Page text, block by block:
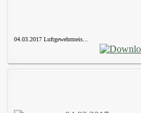
04.03.2017 Luftgewehrmeis...